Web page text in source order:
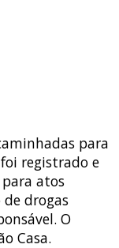
para
registrado e
atos
drogas
O
Casa.